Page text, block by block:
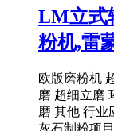
LM立式
粉机,雷
欧版磨粉机
磨 超细立磨
磨 其他 行业
灰石制粉项